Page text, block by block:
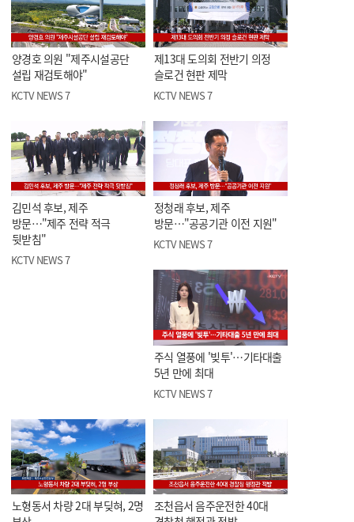
양경호 의원 "제주시설공단
설립 재검토해야"
KCTV NEWS 7
제13대 도의회 전반기 의정
슬로건 현판 제막
KCTV NEWS 7
김민석 후보, 제주
방문…"제주 전략 적극
뒷받침"
KCTV NEWS 7
정청래 후보, 제주
방문…"공공기관 이전 지원"
KCTV NEWS 7
주식 열풍에 '빚투'…기타대출
5년 만에 최대
KCTV NEWS 7
노형동서 차량 2대 부딪혀, 2명
조천읍서 음주운전한 40대